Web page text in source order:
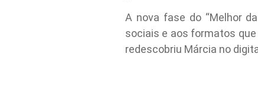
A nova fase do “Melhor
sociais e aos formatos
redescobriu Márcia no